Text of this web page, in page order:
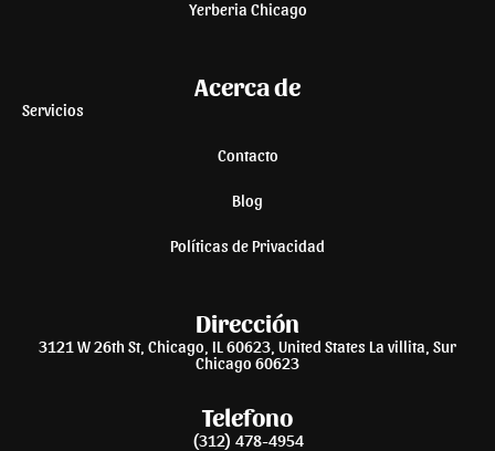
Yerberia Chicago
Acerca de
Servicios
Contacto
Blog
Políticas de Privacidad
Dirección
3121 W 26th St, Chicago, IL 60623, United States La villita, Sur
Chicago 60623
Telefono
(312) 478-4954